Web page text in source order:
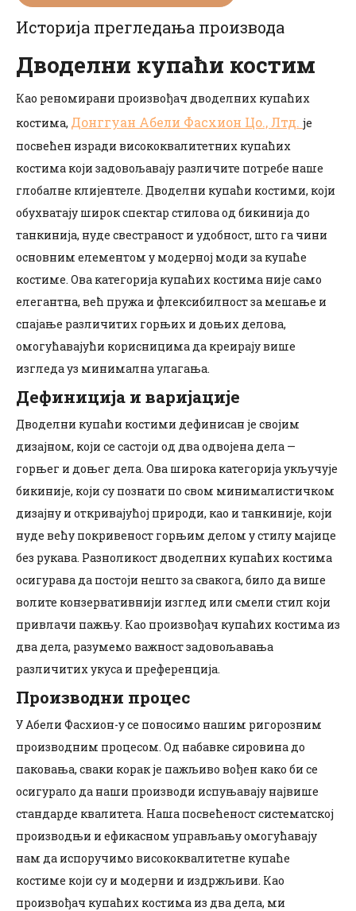
Историја прегледања производа
Дводелни купаћи костим
Као реномирани произвођач дводелних купаћих
костима, Донггуан Абели Фасхион Цо., Лтд. је
посвећен изради висококвалитетних купаћих
костима који задовољавају различите потребе наше
глобалне клијентеле. Дводелни купаћи костими, који
обухватају широк спектар стилова од бикинија до
танкинија, нуде свестраност и удобност, што га чини
основним елементом у модерној моди за купаће
костиме. Ова категорија купаћих костима није само
елегантна, већ пружа и флексибилност за мешање и
спајање различитих горњих и доњих делова,
омогућавајући корисницима да креирају више
изгледа уз минимална улагања.
Дефиниција и варијације
Дводелни купаћи костими дефинисан је својим
дизајном, који се састоји од два одвојена дела —
горњег и доњег дела. Ова широка категорија укључује
бикиније, који су познати по свом минималистичком
дизајну и откривајућој природи, као и танкиније, који
нуде већу покривеност горњим делом у стилу мајице
без рукава. Разноликост дводелних купаћих костима
осигурава да постоји нешто за свакога, било да више
волите конзервативнији изглед или смели стил који
привлачи пажњу. Као произвођач купаћих костима из
два дела, разумемо важност задовољавања
различитих укуса и преференција.
Производни процес
У Абели Фасхион-у се поносимо нашим ригорозним
производним процесом. Од набавке сировина до
паковања, сваки корак је пажљиво вођен како би се
осигурало да наши производи испуњавају највише
стандарде квалитета. Наша посвећеност систематској
производњи и ефикасном управљању омогућавају
нам да испоручимо висококвалитетне купаће
костиме који су и модерни и издржљиви. Као
произвођач купаћих костима из два дела, ми